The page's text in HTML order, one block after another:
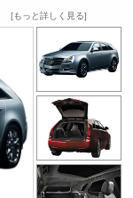
[もっと詳しく見る]